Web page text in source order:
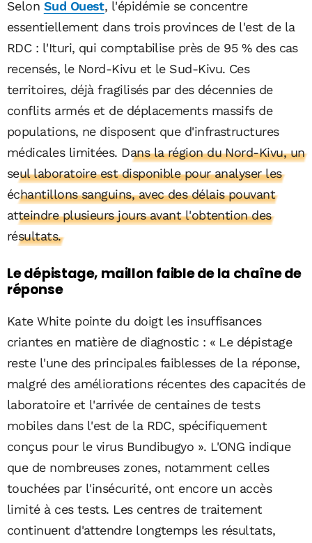
Selon Sud Ouest, l'épidémie se concentre
essentiellement dans trois provinces de l'est de la
RDC : l'Ituri, qui comptabilise près de 95 % des cas
recensés, le Nord-Kivu et le Sud-Kivu. Ces
territoires, déjà fragilisés par des décennies de
conflits armés et de déplacements massifs de
populations, ne disposent que d'infrastructures
médicales limitées. Dans la région du Nord-Kivu, un
seul laboratoire est disponible pour analyser les
échantillons sanguins, avec des délais pouvant
atteindre plusieurs jours avant l'obtention des
résultats.
Le dépistage, maillon faible de la chaîne de
réponse
Kate White pointe du doigt les insuffisances
criantes en matière de diagnostic : « Le dépistage
reste l'une des principales faiblesses de la réponse,
malgré des améliorations récentes des capacités de
laboratoire et l'arrivée de centaines de tests
mobiles dans l'est de la RDC, spécifiquement
conçus pour le virus Bundibugyo ». L'ONG indique
que de nombreuses zones, notamment celles
touchées par l'insécurité, ont encore un accès
limité à ces tests. Les centres de traitement
continuent d'attendre longtemps les résultats,